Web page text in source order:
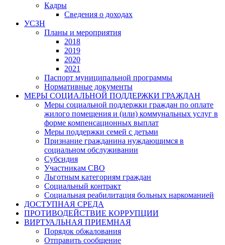
Кадры
Сведения о доходах
УСЗН
Планы и мероприятия
2018
2019
2020
2021
Паспорт муниципальной программы
Нормативные документы
МЕРЫ СОЦИАЛЬНОЙ ПОДДЕРЖКИ ГРАЖДАН
Меры социальной поддержки граждан по оплате
жилого помещения и (или) коммунальных услуг в
форме компенсационных выплат
Меры поддержки семей с детьми
Признание гражданина нуждающимся в
социальном обслуживании
Субсидия
Участникам СВО
Льготным категориям граждан
Социальный контракт
Социальная реабилитация больных наркоманией
ДОСТУПНАЯ СРЕДА
ПРОТИВОДЕЙСТВИЕ КОРРУПЦИИ
ВИРТУАЛЬНАЯ ПРИЕМНАЯ
Порядок обжалования
Отправить сообщение